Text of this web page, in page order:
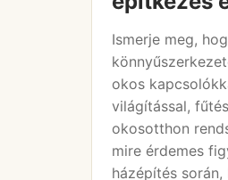
Ismerje meg,
okos
világítással,
okosotthon
mire érdemes
házépítés